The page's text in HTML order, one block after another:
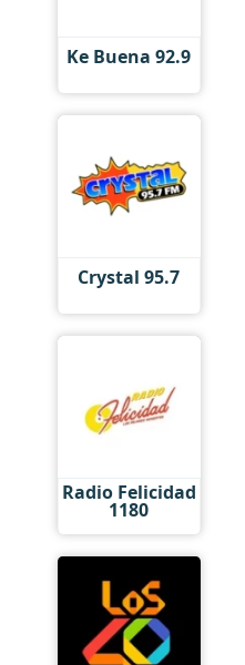
Ke Buena 92.9
Crystal 95.7
Radio Felicidad
1180